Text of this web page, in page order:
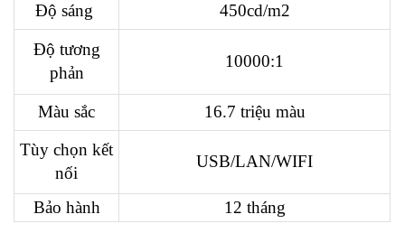
Độ sáng
450cd/m2
Độ tương
phản
10000:1
Màu sắc
16.7 triệu màu
Tùy chọn kết
nối
USB/LAN/WIFI
Bảo hành 12 tháng